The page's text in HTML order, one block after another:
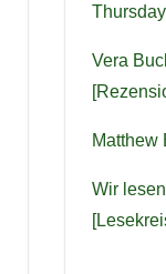
Vera
Matthew
Wir